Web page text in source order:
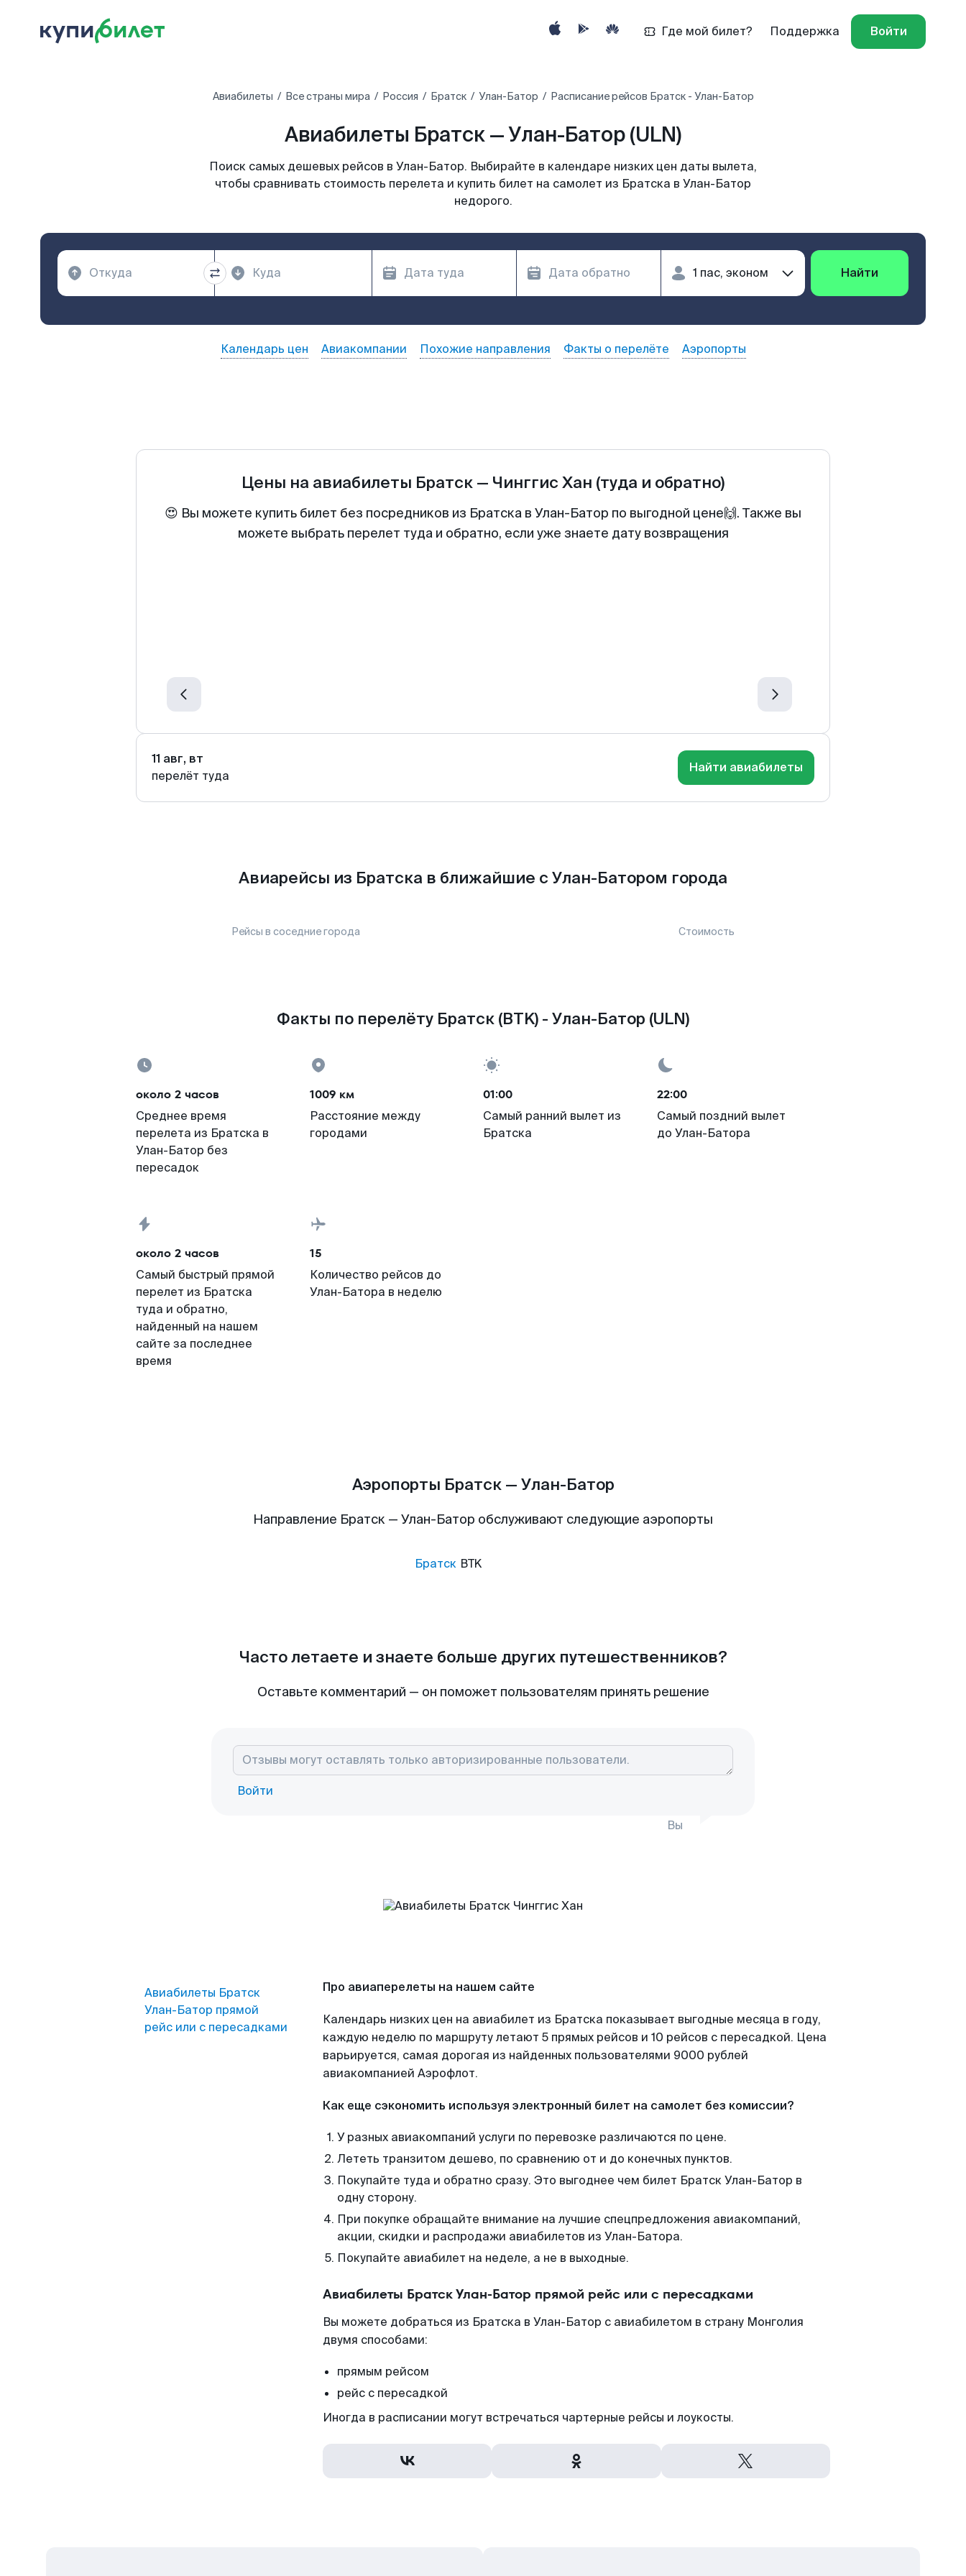
Где мой билет? Поддержка Войти
Авиабилеты Все страны мира Россия Братск Улан-Батор Расписание рейсов Братск - Улан-Батор
Авиабилеты Братск — Улан-Батор (ULN)
Поиск самых дешевых рейсов в Улан-Батор. Выбирайте в календаре низких цен даты вылета,
чтобы сравнивать стоимость перелета и купить билет на самолет из Братска в Улан-Батор
недорого.
Найти
Календарь цен Авиакомпании Похожие направления Факты о перелёте Аэропорты
Цены на авиабилеты Братск — Чинггис Хан (туда и обратно)
😍 Вы можете купить билет без посредников из Братска в Улан-Батор по выгодной цене🙌. Также вы
можете выбрать перелет туда и обратно, если уже знаете дату возвращения
11 авг, вт
перелёт туда
Найти авиабилеты
Авиарейсы из Братска в ближайшие с Улан-Батором города
Рейсы в соседние города Стоимость
Факты по перелёту Братск (BTK) - Улан-Батор (ULN)
около 2 часов
Среднее время
перелета из Братска в
Улан-Батор без
пересадок
1009 км
Расстояние между
городами
01:00
Самый ранний вылет из
Братска
22:00
Самый поздний вылет
до Улан-Батора
около 2 часов
Самый быстрый прямой
перелет из Братска
туда и обратно,
найденный на нашем
сайте за последнее
время
15
Количество рейсов до
Улан-Батора в неделю
Аэропорты Братск — Улан-Батор
Направление Братск — Улан-Батор обслуживают следующие аэропорты
Братск BTK
Часто летаете и знаете больше других путешественников?
Оставьте комментарий — он поможет пользователям принять решение
Войти
Вы
Авиабилеты Братск
Улан-Батор прямой
рейс или с пересадками
Про авиаперелеты на нашем сайте
Календарь низких цен на авиабилет из Братска показывает выгодные месяца в году,
каждую неделю по маршруту летают 5 прямых рейсов и 10 рейсов с пересадкой. Цена
варьируется, самая дорогая из найденных пользователями 9000 рублей
авиакомпанией Аэрофлот.
Как еще сэкономить используя электронный билет на самолет без комиссии?
У разных авиакомпаний услуги по перевозке различаются по цене.
Лететь транзитом дешево, по сравнению от и до конечных пунктов.
Покупайте туда и обратно сразу. Это выгоднее чем билет Братск Улан-Батор в
одну сторону.
При покупке обращайте внимание на лучшие спецпредложения авиакомпаний,
акции, скидки и распродажи авиабилетов из Улан-Батора.
Покупайте авиабилет на неделе, а не в выходные.
Авиабилеты Братск Улан-Батор прямой рейс или с пересадками
Вы можете добраться из Братска в Улан-Батор с авиабилетом в страну Монголия
двумя способами:
прямым рейсом
рейс с пересадкой
Иногда в расписании могут встречаться чартерные рейсы и лоукосты.